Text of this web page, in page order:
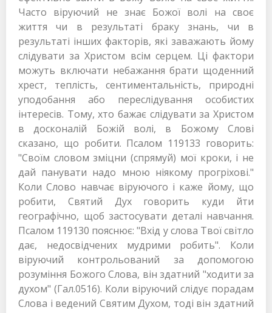
Часто віруючий не знає Божої волі на своє
життя чи в результаті браку знань, чи в
результаті інших факторів, які заважають йому
слідувати за Христом всім серцем. Ці фактори
можуть включати небажання брати щоденний
хрест, теплість, сентиментальність, природні
уподобання або переслідування особистих
інтересів. Тому, хто бажає слідувати за Христом
в досконалій Божій волі, в Божому Слові
сказано, що робити. Псалом 119133 говорить:
"Своїм словом зміцни (спрямуй) мої кроки, і не
дай панувати надо мною ніякому прогріхові."
Коли Слово навчає віруючого і каже йому, що
робити, Святий Дух говорить куди йти
географічно, щоб застосувати деталі навчання.
Псалом 119130 пояснює: "Вхід у слова Твої світло
дає, недосвідчених мудрими робить". Коли
віруючий контрольований за допомогою
розуміння Божого Слова, він здатний "ходити за
духом" (Гал.0516). Коли віруючий слідує порадам
Слова і ведений Святим Духом, тоді він здатний